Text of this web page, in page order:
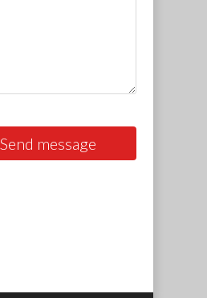
Send message